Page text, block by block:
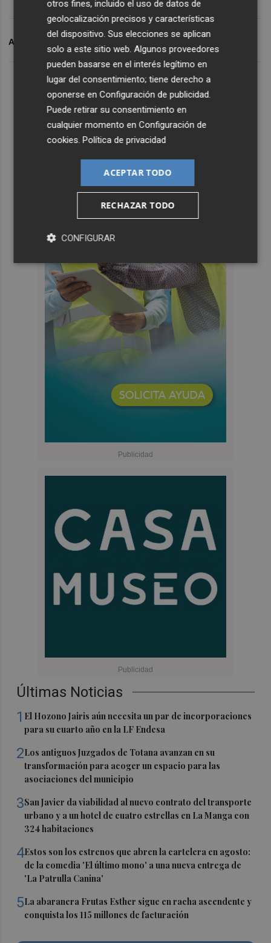
Últimas Noticias
1 El Hozono Jairis aún necesita un par de incorporaciones
para su cuarto año en la LF Endesa
2Los antiguos Juzgados de Totana avanzan en su
transformación para acoger un espacio para las
asociaciones del municipio
3San Javier da viabilidad al nuevo contrato del transporte
urbano y a un hotel de cuatro estrellas en La Manga con
324 habitaciones
4Estos son los estrenos que abren la cartelera en agosto:
de la comedia 'El último mono' a una nueva entrega de
'La Patrulla Canina'
5La abaranera Frutas Esther sigue en racha ascendente y
conquista los 115 millones de facturación
ARCHIVADO EN
otros fines, incluido el uso de datos de
geolocalización precisos y características
del dispositivo. Sus elecciones se aplican
solo a este sitio web. Algunos proveedores
pueden basarse en el interés legítimo en
lugar del consentimiento; tiene derecho a
oponerse enConfiguración de publicidad.
Puede retirar su consentimiento en
cualquier momento enConfiguración de
cookies.Política de privacidad
ACEPTAR TODO
RECHAZAR TODO
CONFIGURAR